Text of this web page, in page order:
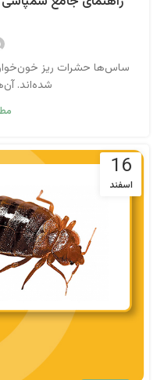
ساس‌ها حشرات ریز
شده‌اند.
16
اسفند